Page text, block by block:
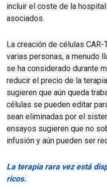
incluir el coste de la
asociados.
La creación de células
varias personas, a menudo
se ha considerado durante
reducir el precio de la
sugieren que aún queda
células se pueden editar
sean eliminadas por el
ensayos sugieren que no
infusión y aún pueden ser
La terapia rara vez está
ricos.